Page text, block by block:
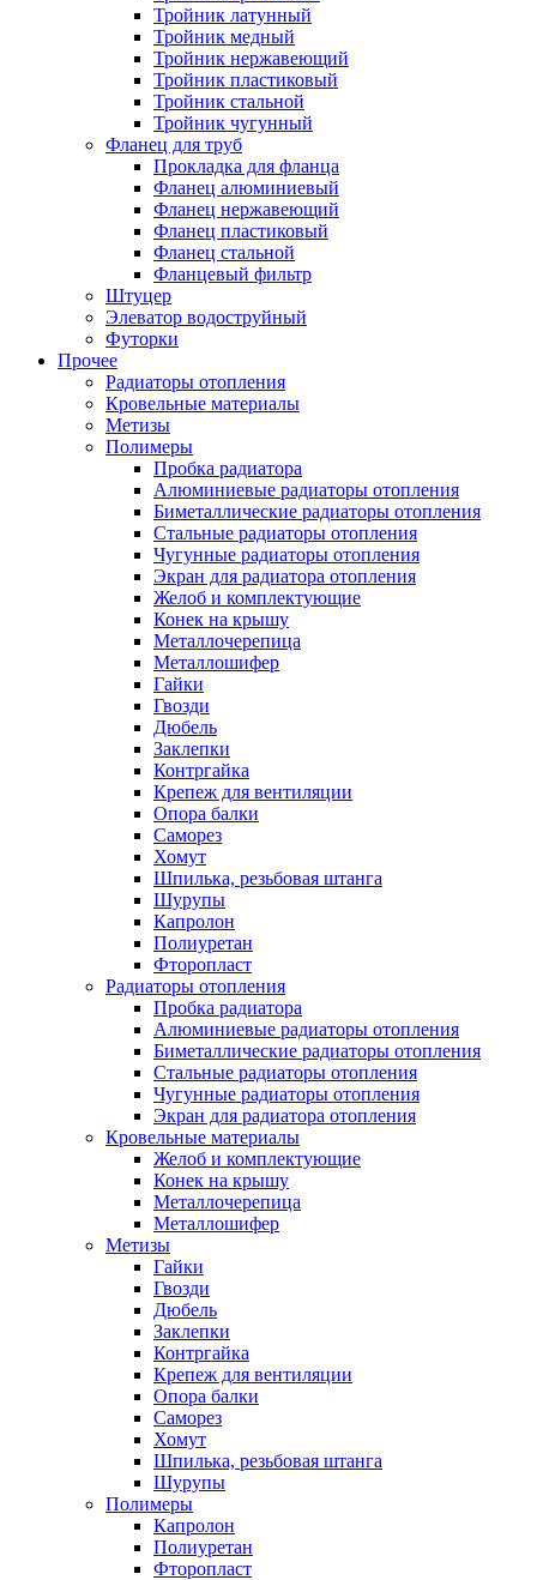
Тройник латунный
Тройник медный
Тройник нержавеющий
Тройник пластиковый
Тройник стальной
Тройник чугунный
Фланец для труб
Прокладка для фланца
Фланец алюминиевый
Фланец нержавеющий
Фланец пластиковый
Фланец стальной
Фланцевый фильтр
Штуцер
Элеватор водоструйный
Футорки
Прочее
Радиаторы отопления
Кровельные материалы
Метизы
Полимеры
Пробка радиатора
Алюминиевые радиаторы отопления
Биметаллические радиаторы отопления
Стальные радиаторы отопления
Чугунные радиаторы отопления
Экран для радиатора отопления
Желоб и комплектующие
Конек на крышу
Металлочерепица
Металлошифер
Гайки
Гвозди
Дюбель
Заклепки
Контргайка
Крепеж для вентиляции
Опора балки
Саморез
Хомут
Шпилька, резьбовая штанга
Шурупы
Капролон
Полиуретан
Фторопласт
Радиаторы отопления
Пробка радиатора
Алюминиевые радиаторы отопления
Биметаллические радиаторы отопления
Стальные радиаторы отопления
Чугунные радиаторы отопления
Экран для радиатора отопления
Кровельные материалы
Желоб и комплектующие
Конек на крышу
Металлочерепица
Металлошифер
Метизы
Гайки
Гвозди
Дюбель
Заклепки
Контргайка
Крепеж для вентиляции
Опора балки
Саморез
Хомут
Шпилька, резьбовая штанга
Шурупы
Полимеры
Капролон
Полиуретан
Фторопласт